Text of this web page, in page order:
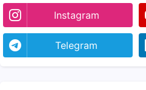
Instagram
Telegram